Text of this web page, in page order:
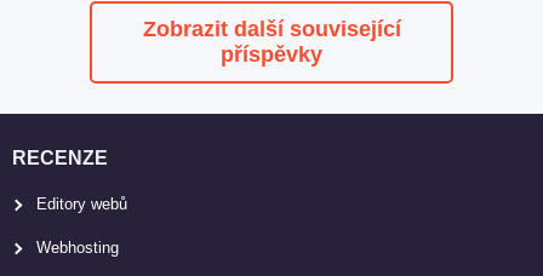
Zobrazit další související
příspěvky
RECENZE
Editory webů
Webhosting